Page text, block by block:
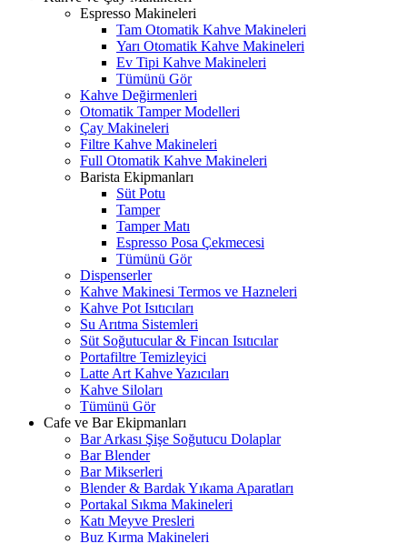
Espresso Makineleri
Tam Otomatik Kahve Makineleri
Yarı Otomatik Kahve Makineleri
Ev Tipi Kahve Makineleri
Tümünü Gör
Kahve Değirmenleri
Otomatik Tamper Modelleri
Çay Makineleri
Filtre Kahve Makineleri
Full Otomatik Kahve Makineleri
Barista Ekipmanları
Süt Potu
Tamper
Tamper Matı
Espresso Posa Çekmecesi
Tümünü Gör
Dispenserler
Kahve Makinesi Termos ve Hazneleri
Kahve Pot Isıtıcıları
Su Arıtma Sistemleri
Süt Soğutucular & Fincan Isıtıcılar
Portafiltre Temizleyici
Latte Art Kahve Yazıcıları
Kahve Siloları
Tümünü Gör
Cafe ve Bar Ekipmanları
Bar Arkası Şişe Soğutucu Dolaplar
Bar Blender
Bar Mikserleri
Blender & Bardak Yıkama Aparatları
Portakal Sıkma Makineleri
Katı Meyve Presleri
Buz Kırma Makineleri